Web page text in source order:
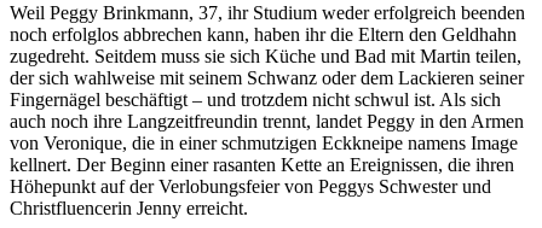
Weil Peggy Brinkmann, 37, ihr Studium weder erfolgreich beenden
noch erfolglos abbrechen kann, haben ihr die Eltern den Geldhahn
zugedreht. Seitdem muss sie sich Küche und Bad mit Martin teilen,
der sich wahlweise mit seinem Schwanz oder dem Lackieren seiner
Fingernägel beschäftigt – und trotzdem nicht schwul ist. Als sich
auch noch ihre Langzeitfreundin trennt, landet Peggy in den Armen
von Veronique, die in einer schmutzigen Eckkneipe namens Image
kellnert. Der Beginn einer rasanten Kette an Ereignissen, die ihren
Höhepunkt auf der Verlobungsfeier von Peggys Schwester und
Christfluencerin Jenny erreicht.